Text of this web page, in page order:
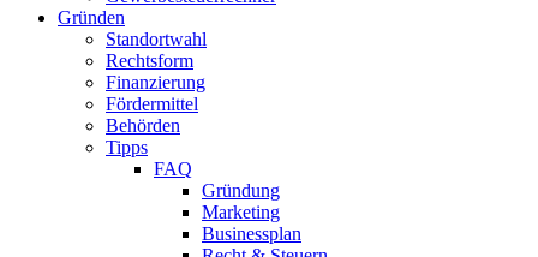
Gründen
Standortwahl
Rechtsform
Finanzierung
Fördermittel
Behörden
Tipps
FAQ
Gründung
Marketing
Businessplan